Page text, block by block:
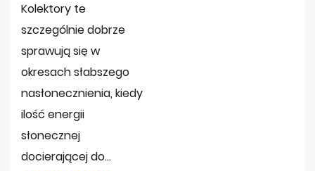
Kolektory te
szczególnie dobrze
sprawują się w
okresach słabszego
nasłonecznienia, kiedy
ilość energii
słonecznej
docierającej do...